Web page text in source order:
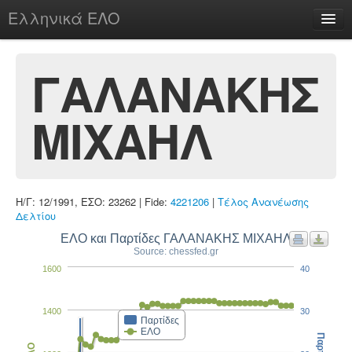
Ελληνικά ΕΛΟ
chesstu.be @ discord
Login
ΓΑΛΑΝΑΚΗΣ
ΜΙΧΑΗΛ
Η/Γ: 12/1991, ΕΣΟ: 23262 | Fide: 4221206 | Τέλος Ανανέωσης
Δελτίου
ΕΛΟ και Παρτίδες ΓΑΛΑΝΑΚΗΣ ΜΙΧΑΗΛ
Source: chessfed.gr
Παρτίδες
ΕΛΟ
1400
1600
30
40